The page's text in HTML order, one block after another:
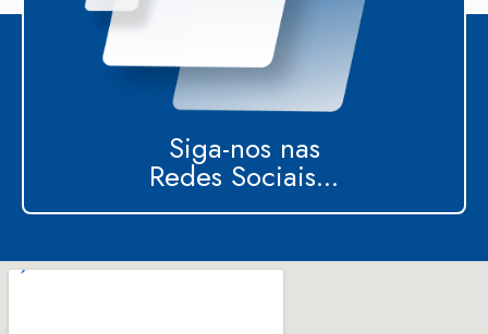
Siga-nos nas
Redes Sociais...